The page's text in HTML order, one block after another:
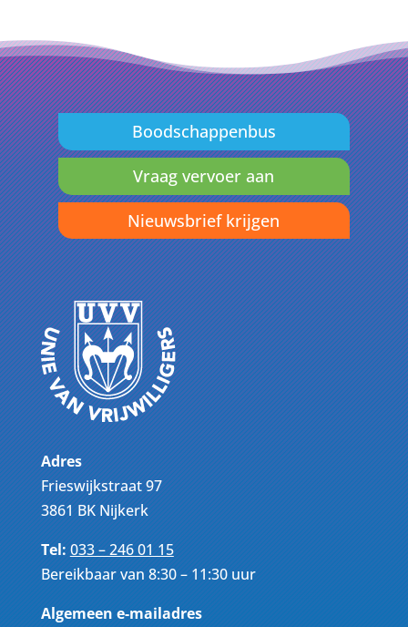
Boodschappenbus
Vraag vervoer aan
Nieuwsbrief krijgen
Adres
Frieswijkstraat 97
3861 BK Nijkerk
Tel:033 – 246 01 15
Bereikbaar van 8:30 – 11:30 uur
Algemeen e-mailadres